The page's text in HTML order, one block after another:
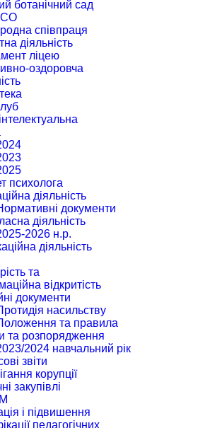
ботанічний сад
співпраця
діяльність
ліцею
оздоровча
психолога
діяльність
документи
діяльність
2026 н.р.
діяльність
та
відкритість
документи
насильству
та правила
та розпорядження
2024 навчальний рік
звіти
корупції
закупівлі
і підвишення
педагогічних